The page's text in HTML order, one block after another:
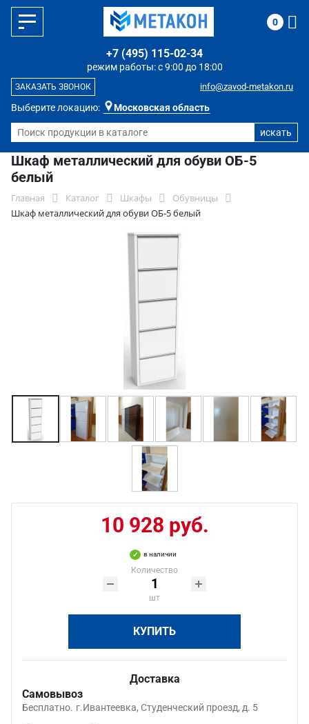
Выберите локацию: Московская область
режим работы: с 9:00 до 18:00
+7 (495) 115-02-34
info@zavod-metakon.ru
ЗАКАЗАТЬ ЗВОНОК
0
Шкаф металлический для обуви ОБ-5
белый
Главная Каталог Шкафы
Обувницы
Шкаф металлический для обуви ОБ-5 белый
10 928 руб.
в наличии
Количество
шт
КУПИТЬ
Доставка
Самовывоз
Бесплатно. г.Ивантеевка, Студенческий проезд, д. 5